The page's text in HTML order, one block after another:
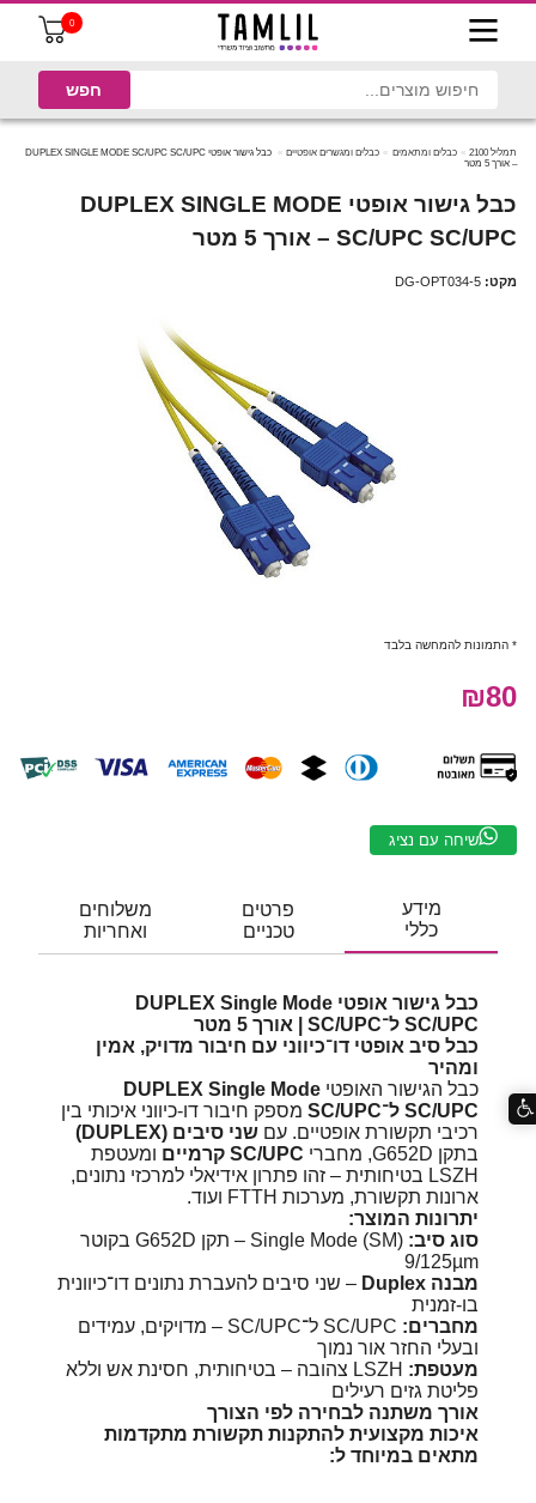
0
תמליל 2100 כבלים ומתאמים כבלים ומגשרים אופטיים
כבל גישור אופטי DUPLEX SINGLE MODE SC/UPC SC/UPC
– אורך 5 מטר
כבל גישור אופטי DUPLEX SINGLE MODE
SC/UPC SC/UPC – אורך 5 מטר
מקט: DG-OPT034-5
* התמונות להמחשה בלבד
₪80
שיחה עם נציג
מידע
כללי
פרטים
טכניים
משלוחים
ואחריות
כבל גישור אופטי DUPLEX Single Mode
SC/UPC ל־SC/UPC | אורך 5 מטר
כבל סיב אופטי דו־כיווני עם חיבור מדויק, אמין
ומהיר
כבל הגישור האופטי DUPLEX Single Mode
SC/UPC ל־SC/UPC
מספק חיבור דו-כיווני איכותי בין
רכיבי תקשורת אופטיים. עם שני סיבים (DUPLEX)
בתקן G652D, מחברי
SC/UPC קרמיים
ומעטפת
LSZH בטיחותית – זהו פתרון אידיאלי למרכזי נתונים,
ארונות תקשורת, מערכות FTTH ועוד.
יתרונות המוצר:
סוג סיב:
Single Mode (SM) – תקן G652D בקוטר
9/125µm
מבנה Duplex
– שני סיבים להעברת נתונים דו־כיוונית
בו-זמנית
מחברים:
SC/UPC ל־SC/UPC – מדויקים, עמידים
ובעלי החזר אור נמוך
מעטפת:
LSZH צהובה – בטיחותית, חסינת אש וללא
פליטת גזים רעילים
אורך משתנה לבחירה לפי הצורך
איכות מקצועית להתקנות תקשורת מתקדמות
מתאים במיוחד ל: